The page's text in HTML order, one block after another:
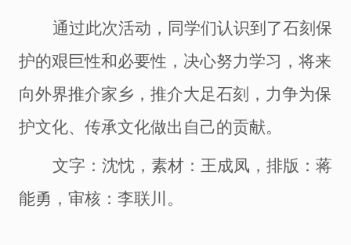
通过此次活动，同学们认识到了石刻保
护的艰巨性和必要性，决心努力学习，将来
向外界推介家乡，推介大足石刻，力争为保
护文化、传承文化做出自己的贡献。
文字：沈忱，素材：王成凤，排版：蒋
能勇，审核：李联川。